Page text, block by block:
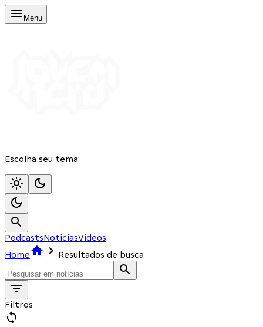
Menu
Escolha seu tema:
PodcastsNotíciasVídeos
Home
Resultados de busca
Filtros